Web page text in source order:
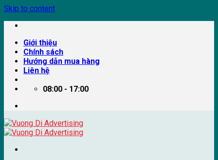
Skip to content
Giới thiệu
Chính sách
Hướng dẫn mua hàng
Liên hệ
08:00 - 17:00